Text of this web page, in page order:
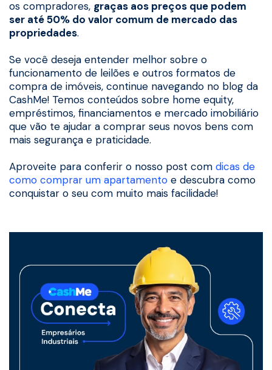
os compradores, graças aos preços que podem
ser até 50% do valor comum de mercado das
propriedades.
Se você deseja entender melhor sobre o
funcionamento de leilões e outros formatos de
compra de imóveis, continue navegando no blog da
CashMe! Temos conteúdos sobre home equity,
empréstimos, financiamentos e mercado imobiliário
que vão te ajudar a comprar seus novos bens com
mais segurança e praticidade.
Aproveite para conferir o nosso post com dicas de
como comprar um apartamento e descubra como
conquistar o seu com muito mais facilidade!